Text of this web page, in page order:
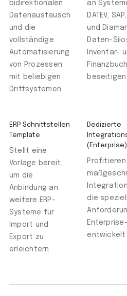
bidirektionalen
Datenaustausch
und die
vollständige
Automatisierung
von Prozessen
mit beliebigen
Drittsystemen
an
DATEV,
und
Daten-
Inventar-
beseitigen
ERP Schnittstellen
Template
Stellt eine
Vorlage bereit,
um die
Anbindung an
weitere ERP-
Systeme für
Import und
Export zu
erleichtern
Dedizierte
(Enterprise)
Profitieren
die
entwickelt